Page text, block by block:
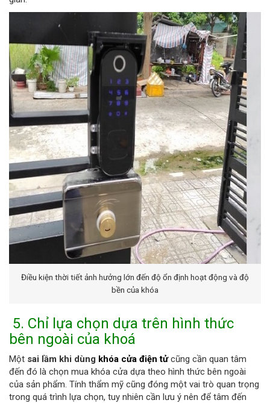
Điều kiện thời tiết ảnh hưởng lớn đến độ ổn định hoạt động và độ
bền của khóa
5. Chỉ lựa chọn dựa trên hình thức
bên ngoài của khoá
Một sai lầm khi dùng khóa cửa điện tửcũng cần quan tâm
đến đó là chọn mua khóa cửa dựa theo hình thức bên ngoài
của sản phẩm. Tính thẩm mỹ cũng đóng một vai trò quan trọng
trong quá trình lựa chọn, tuy nhiên cần lưu ý nên để tâm đến